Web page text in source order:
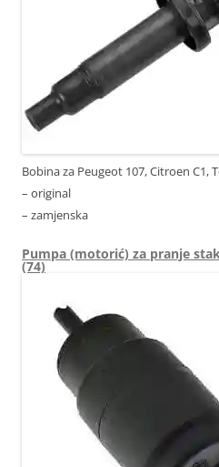
Bobina za Peugeot 107, Citroen C1,
– original
– zamjenska
Pumpa (motorić) za pranje
(74)